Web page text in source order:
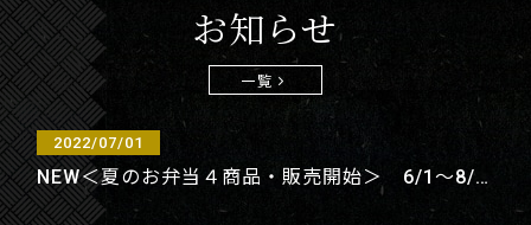
お知らせ
一覧
2022/07/01
NEW＜夏のお弁当４商品・販売開始＞ 6/1～8/31期間限定